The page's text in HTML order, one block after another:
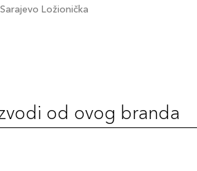
Ložionička
od ovog branda